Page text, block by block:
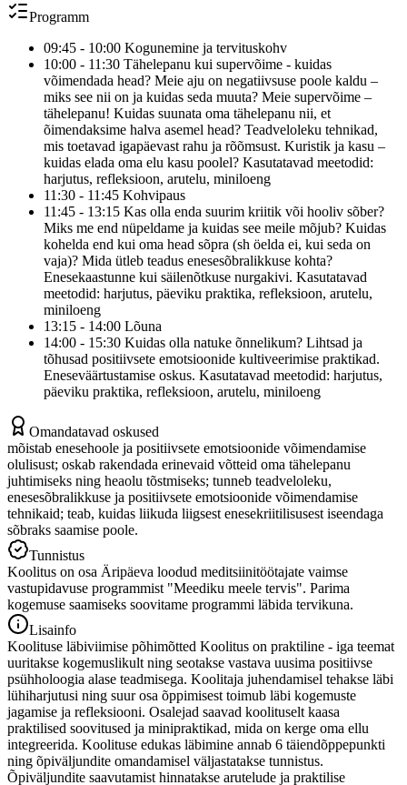
Programm
09:45 - 10:00 Kogunemine ja tervituskohv
10:00 - 11:30 Tähelepanu kui supervõime - kuidas
võimendada head? Meie aju on negatiivsuse poole kaldu –
miks see nii on ja kuidas seda muuta? Meie supervõime –
tähelepanu! Kuidas suunata oma tähelepanu nii, et
õimendaksime halva asemel head? Teadveloleku tehnikad,
mis toetavad igapäevast rahu ja rõõmsust. Kuristik ja kasu –
kuidas elada oma elu kasu poolel? Kasutatavad meetodid:
harjutus, refleksioon, arutelu, miniloeng
11:30 - 11:45 Kohvipaus
11:45 - 13:15 Kas olla enda suurim kriitik või hooliv sõber?
Miks me end nüpeldame ja kuidas see meile mõjub? Kuidas
kohelda end kui oma head sõpra (sh öelda ei, kui seda on
vaja)? Mida ütleb teadus enesesõbralikkuse kohta?
Enesekaastunne kui säilenõtkuse nurgakivi. Kasutatavad
meetodid: harjutus, päeviku praktika, refleksioon, arutelu,
miniloeng
13:15 - 14:00 Lõuna
14:00 - 15:30 Kuidas olla natuke õnnelikum? Lihtsad ja
tõhusad positiivsete emotsioonide kultiveerimise praktikad.
Eneseväärtustamise oskus. Kasutatavad meetodid: harjutus,
päeviku praktika, refleksioon, arutelu, miniloeng
Omandatavad oskused
mõistab enesehoole ja positiivsete emotsioonide võimendamise
olulisust; oskab rakendada erinevaid võtteid oma tähelepanu
juhtimiseks ning heaolu tõstmiseks; tunneb teadveloleku,
enesesõbralikkuse ja positiivsete emotsioonide võimendamise
tehnikaid; teab, kuidas liikuda liigsest enesekriitilisusest iseendaga
sõbraks saamise poole.
Tunnistus
Koolitus on osa Äripäeva loodud meditsiinitöötajate vaimse
vastupidavuse programmist "Meediku meele tervis". Parima
kogemuse saamiseks soovitame programmi läbida tervikuna.
Lisainfo
Koolituse läbiviimise põhimõtted Koolitus on praktiline - iga teemat
uuritakse kogemuslikult ning seotakse vastava uusima positiivse
psühholoogia alase teadmisega. Koolitaja juhendamisel tehakse läbi
lühiharjutusi ning suur osa õppimisest toimub läbi kogemuste
jagamise ja refleksiooni. Osalejad saavad koolituselt kaasa
praktilised soovitused ja minipraktikad, mida on kerge oma ellu
integreerida. Koolituse edukas läbimine annab 6 täiendõppepunkti
ning õpiväljundite omandamisel väljastatakse tunnistus.
Õpiväljundite saavutamist hinnatakse arutelude ja praktilise